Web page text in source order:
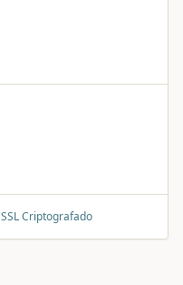
SSL Criptografado